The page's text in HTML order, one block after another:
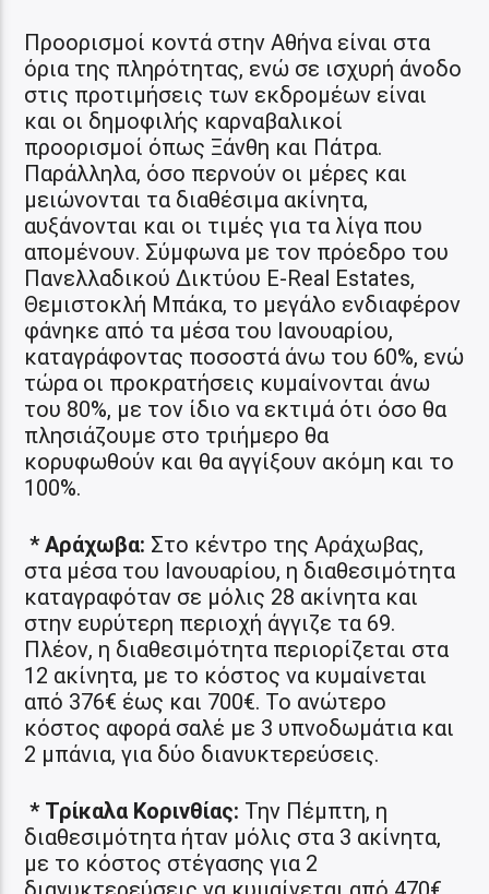
Προορισμοί κοντά στην Αθήνα είναι στα
όρια της πληρότητας, ενώ σε ισχυρή άνοδο
στις προτιμήσεις των εκδρομέων είναι
και οι δημοφιλής καρναβαλικοί
προορισμοί όπως Ξάνθη και Πάτρα.
Παράλληλα, όσο περνούν οι μέρες και
μειώνονται τα διαθέσιμα ακίνητα,
αυξάνονται και οι τιμές για τα λίγα που
απομένουν. Σύμφωνα με τον πρόεδρο του
Πανελλαδικού Δικτύου E-Real Estates,
Θεμιστοκλή Μπάκα, το μεγάλο ενδιαφέρον
φάνηκε από τα μέσα του Ιανουαρίου,
καταγράφοντας ποσοστά άνω του 60%, ενώ
τώρα οι προκρατήσεις κυμαίνονται άνω
του 80%, με τον ίδιο να εκτιμά ότι όσο θα
πλησιάζουμε στο τριήμερο θα
κορυφωθούν και θα αγγίξουν ακόμη και το
100%.
* Αράχωβα: Στο κέντρο της Αράχωβας,
στα μέσα του Ιανουαρίου, η διαθεσιμότητα
καταγραφόταν σε μόλις 28 ακίνητα και
στην ευρύτερη περιοχή άγγιζε τα 69.
Πλέον, η διαθεσιμότητα περιορίζεται στα
12 ακίνητα, με το κόστος να κυμαίνεται
από 376€ έως και 700€. Το ανώτερο
κόστος αφορά σαλέ με 3 υπνοδωμάτια και
2 μπάνια, για δύο διανυκτερεύσεις.
* Τρίκαλα Κορινθίας: Την Πέμπτη, η
διαθεσιμότητα ήταν μόλις στα 3 ακίνητα,
με το κόστος στέγασης για 2